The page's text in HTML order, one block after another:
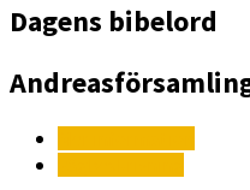
Dagens bibelord